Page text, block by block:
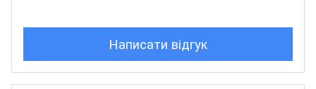
Написати відгук